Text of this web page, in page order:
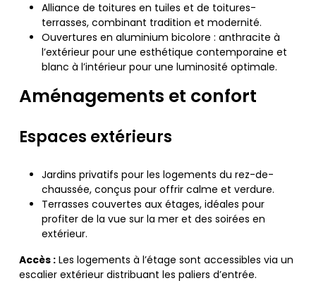
Alliance de toitures en tuiles et de toitures-
terrasses, combinant tradition et modernité.
Ouvertures en aluminium bicolore : anthracite à
l’extérieur pour une esthétique contemporaine et
blanc à l’intérieur pour une luminosité optimale.
Aménagements et confort
Espaces extérieurs
Jardins privatifs pour les logements du rez-de-
chaussée, conçus pour offrir calme et verdure.
Terrasses couvertes aux étages, idéales pour
profiter de la vue sur la mer et des soirées en
extérieur.
Accès : Les logements à l’étage sont accessibles via un
escalier extérieur distribuant les paliers d’entrée.